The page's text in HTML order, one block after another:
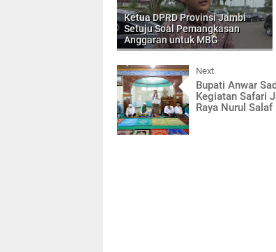
Ketua DPRD Provinsi Jambi
Setuju Soal Pemangkasan
Anggaran untuk MBG
Next
Bupati Anwar
Kegiatan Safari
Raya Nurul Salaf